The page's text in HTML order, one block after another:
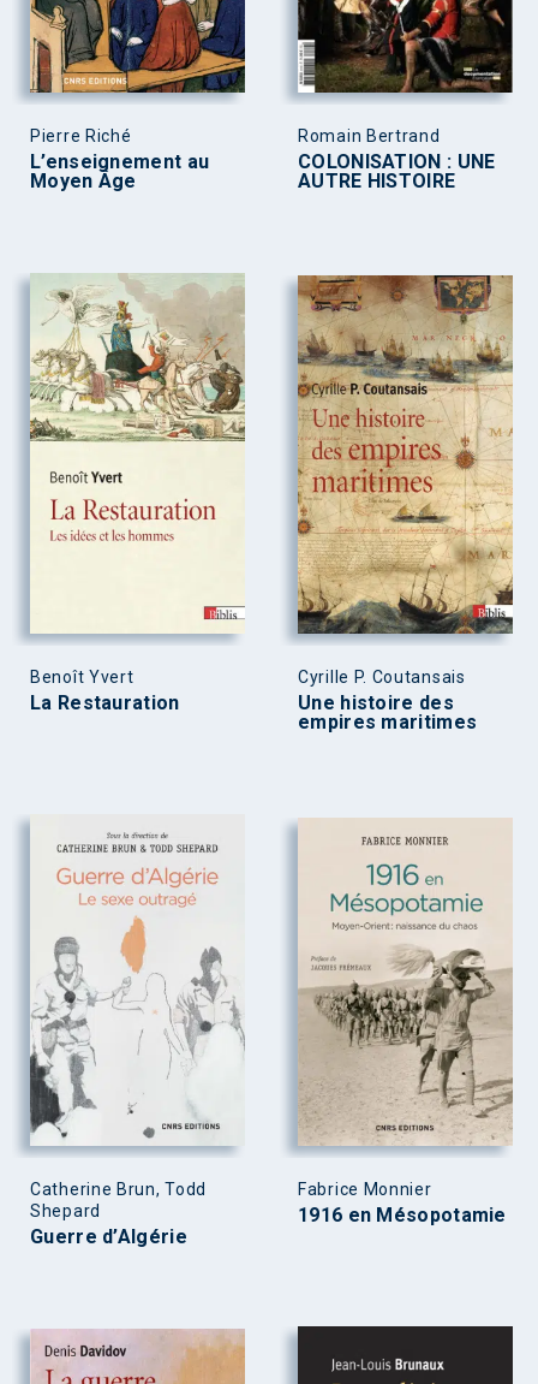
Pierre Riché
L’enseignement au
Moyen Âge
Romain Bertrand
COLONISATION : UNE
AUTRE HISTOIRE
Benoît Yvert
La Restauration
Cyrille P. Coutansais
Une histoire des
empires maritimes
Catherine Brun, Todd
Shepard
Guerre d’Algérie
Fabrice Monnier
1916 en Mésopotamie